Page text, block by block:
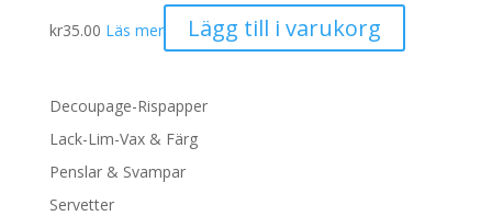
kr35.00 Läs mer Lägg till i varukorg
Decoupage-Rispapper
Lack-Lim-Vax & Färg
Penslar & Svampar
Servetter